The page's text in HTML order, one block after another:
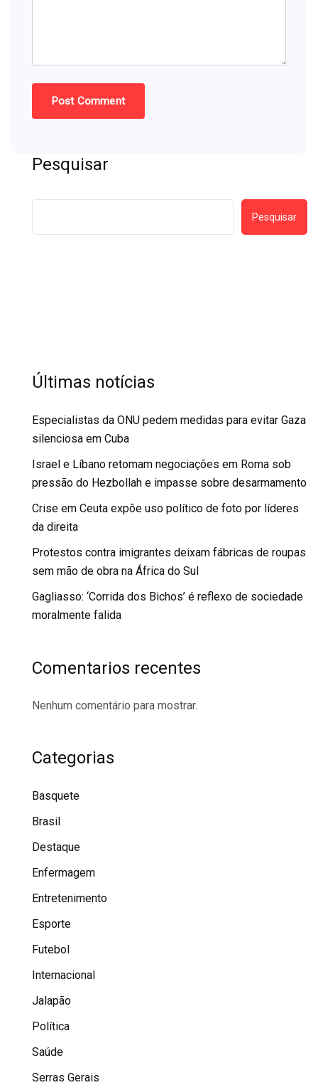
Pesquisar
Pesquisar
Últimas notícias
Especialistas da ONU pedem medidas para evitar Gaza
silenciosa em Cuba
Israel e Líbano retomam negociações em Roma sob
pressão do Hezbollah e impasse sobre desarmamento
Crise em Ceuta expõe uso político de foto por líderes
da direita
Protestos contra imigrantes deixam fábricas de roupas
sem mão de obra na África do Sul
Gagliasso: ‘Corrida dos Bichos’ é reflexo de sociedade
moralmente falida
Comentarios recentes
Nenhum comentário para mostrar.
Categorias
Basquete
Brasil
Destaque
Enfermagem
Entretenimento
Esporte
Futebol
Internacional
Jalapão
Política
Saúde
Serras Gerais